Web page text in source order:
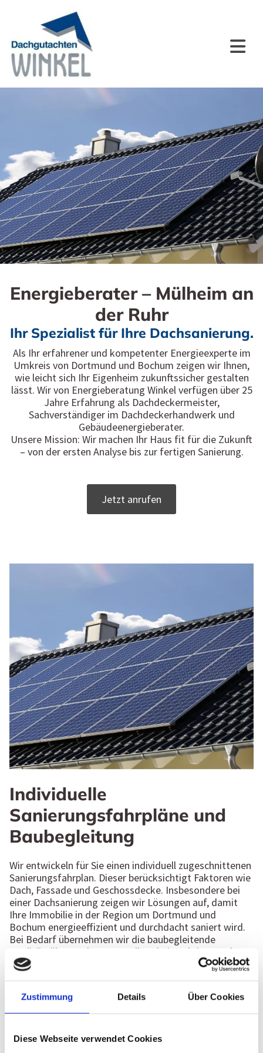
Zustimmung Details Über Cookies
Diese Webseite verwendet Cookies
Energieberater – Mülheim an
der Ruhr
Ihr Spezialist für Ihre Dachsanierung.
Als Ihr erfahrener und kompetenter Energieexperte im
Umkreis von Dortmund und Bochum zeigen wir Ihnen,
wie leicht sich Ihr Eigenheim zukunftssicher gestalten
lässt. Wir von Energieberatung Winkel verfügen über 25
Jahre Erfahrung als Dachdeckermeister,
Sachverständiger im Dachdeckerhandwerk und
Gebäudeenergieberater.
Unsere Mission: Wir machen Ihr Haus fit für die Zukunft
– von der ersten Analyse bis zur fertigen Sanierung.
Jetzt anrufen
Individuelle
Sanierungsfahrpläne und
Baubegleitung
Wir entwickeln für Sie einen individuell zugeschnittenen
Sanierungsfahrplan. Dieser berücksichtigt Faktoren wie
Dach, Fassade und Geschossdecke. Insbesondere bei
einer Dachsanierung zeigen wir Lösungen auf, damit
Ihre Immobilie in der Region um Dortmund und
Bochum energieeffizient und durchdacht saniert wird.
Bei Bedarf übernehmen wir die baubegleitende
Qualitätsüberwachung, um alle Arbeitsschritte nach
festgelegten Standards zu prüfen. So können Fehler
frühzeitig erkannt und behoben werden. Profitieren Sie
Besonders hervorzuheben ist hierbei, dass bei der
Umsetzung einer Einzelmaßnahme im Zusammenspiel
Baubegleitung mit bis zu 50 % gefördert wird.